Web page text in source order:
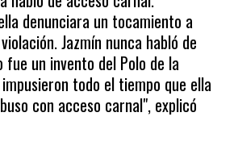
denunciara un tocamiento a
Jazmín nunca habló de
fue un invento del Polo de la
todo el tiempo que ella
con acceso carnal", explicó